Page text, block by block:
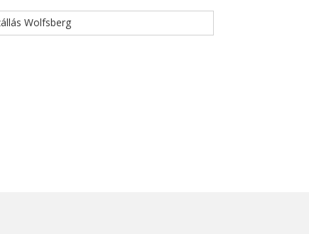
Wolfsberg